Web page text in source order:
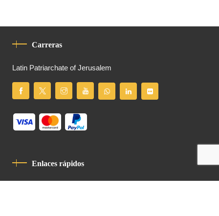
Carreras
Latin Patriarchate of Jerusalem
Enlaces rápidos